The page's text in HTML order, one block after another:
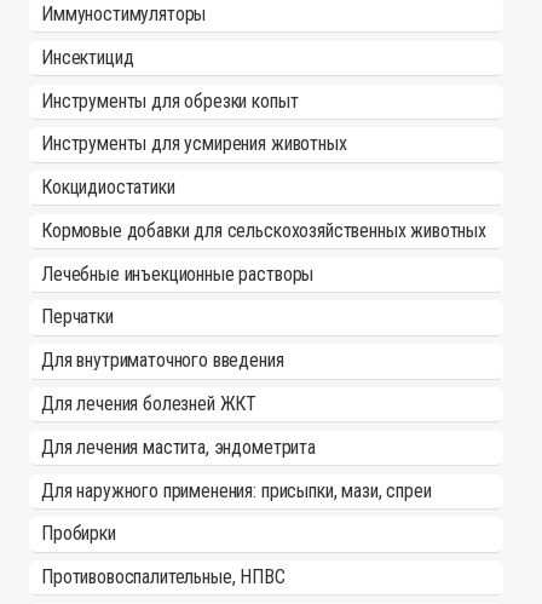
Иммуностимуляторы
Инсектицид
Инструменты для обрезки копыт
Инструменты для усмирения животных
Кокцидиостатики
Кормовые добавки для сельскохозяйственных животных
Лечебные инъекционные растворы
Перчатки
Для внутриматочного введения
Для лечения болезней ЖКТ
Для лечения мастита, эндометрита
Для наружного применения: присыпки, мази, спреи
Пробирки
Противовоспалительные, НПВС